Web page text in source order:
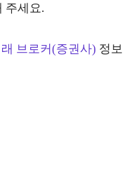
주세요.
브로커(증권사) 정보